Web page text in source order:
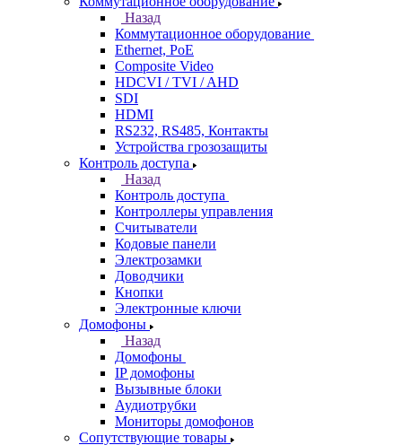
Назад
Коммутационное оборудование
Ethernet, PoE
Composite Video
HDCVI / TVI / AHD
SDI
HDMI
RS232, RS485, Контакты
Устройства грозозащиты
Контроль доступа
Назад
Контроль доступа
Контроллеры управления
Считыватели
Кодовые панели
Электрозамки
Доводчики
Кнопки
Электронные ключи
Домофоны
Назад
Домофоны
IP домофоны
Вызывные блоки
Аудиотрубки
Мониторы домофонов
Сопутствующие товары